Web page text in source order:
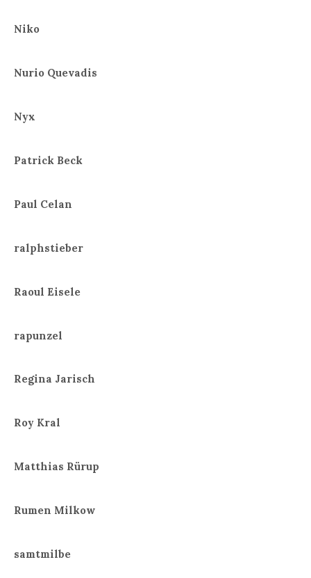
Niko
Nurio Quevadis
Nyx
Patrick Beck
Paul Celan
ralphstieber
Raoul Eisele
rapunzel
Regina Jarisch
Roy Kral
Matthias Rürup
Rumen Milkow
samtmilbe